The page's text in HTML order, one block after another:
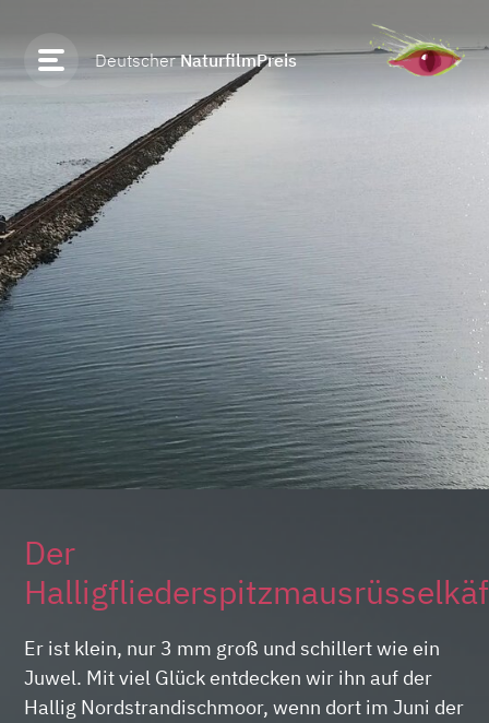
DeutscherNaturfilmPreis
Der
Er ist klein, nur 3 mm groß und schillert wie ein
Juwel. Mit viel Glück entdecken wir ihn auf der
Hallig Nordstrandischmoor, wenn dort im Juni der